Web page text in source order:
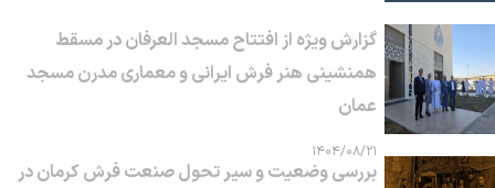
گزارش ویژه از افتتاح مسجد العرفان در مسقط
همنشینی هنر فرش ایرانی و معماری مدرن مسجد
عمان
۱۴۰۴/۰۸/۲۱
بررسی وضعیت و سیر تحول صنعت فرش کرمان در